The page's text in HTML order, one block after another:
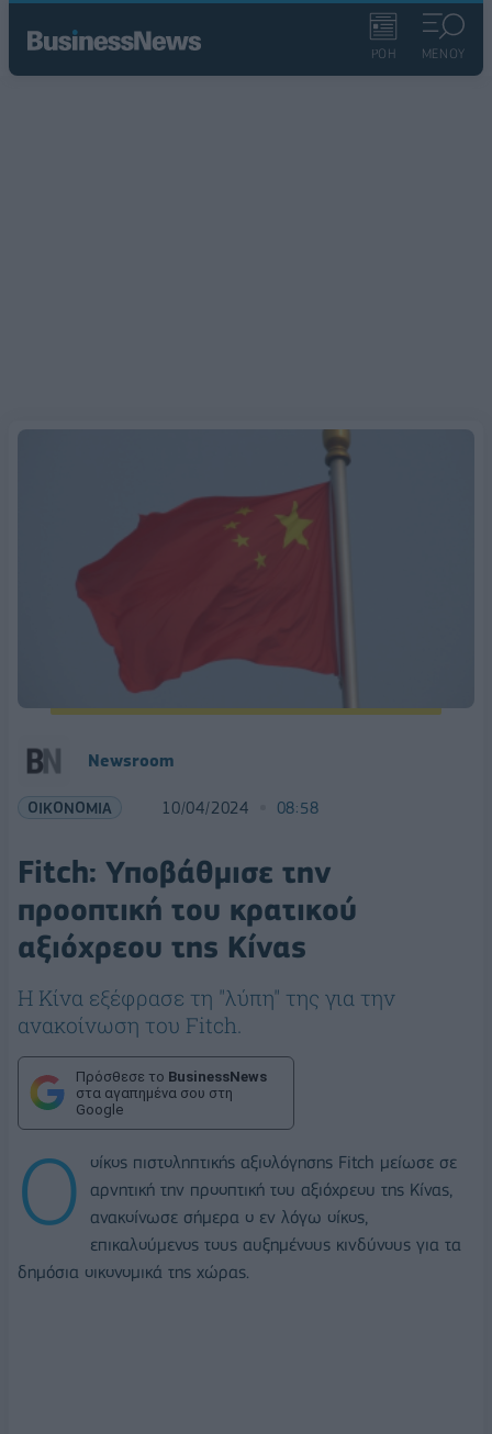
ΡΟΗ ΜΕΝΟΥ
Newsroom
ΟΙΚΟΝΟΜΙΑ 10/04/2024 08:58
Fitch: Υποβάθμισε την
προοπτική του κρατικού
αξιόχρεου της Κίνας
Η Κίνα εξέφρασε τη "λύπη" της για την
ανακοίνωση του Fitch.
Πρόσθεσε το BusinessNews
στα αγαπημένα σου στη
Google
Ο
οίκος πιστοληπτικής αξιολόγησης Fitch μείωσε σε
αρνητική την προοπτική του αξιόχρεου της Κίνας,
ανακοίνωσε σήμερα ο εν λόγω οίκος,
επικαλούμενος τους αυξημένους κινδύνους για τα
δημόσια οικονομικά της χώρας.